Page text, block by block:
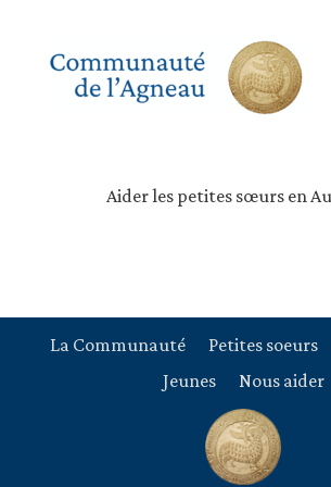
contenu
Aider les petites sœurs en
La Communauté Petites soeurs
Jeunes
Nous aider